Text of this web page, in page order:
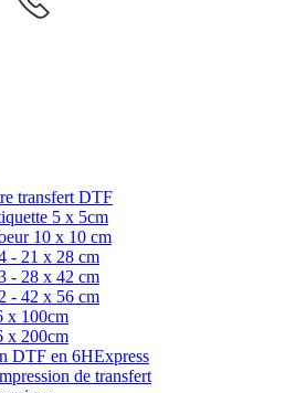
transfert DTF
5 x 5cm
10 x 10 cm
- 21 x 28 cm
- 28 x 42 cm
- 42 x 56 cm
x 100cm
x 200cm
DTF en 6HExpress
de transfert